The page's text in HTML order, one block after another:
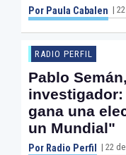
Por Paula Cabalen |
RADIO PERFIL
Pablo
gana una
un Mundial"
Por Radio Perfil | 22